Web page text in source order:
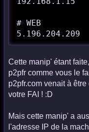
# WEB
5.196.204.209
Cette manip' étant
p2pfr comme vous le
p2pfr.com venait à
votre FAI ! :D
Mais cette manip' a
l'adresse IP de la